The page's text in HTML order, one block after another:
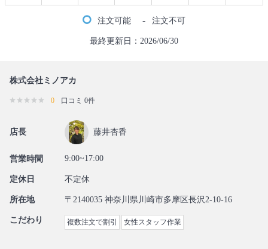
注文可能 - 注文不可
最終更新日：2026/06/30
株式会社ミノアカ
0 口コミ 0件
店長 藤井杏香
営業時間 9:00~17:00
定休日 不定休
所在地 〒2140035 神奈川県川崎市多摩区長沢2-10-16
こだわり 複数注文で割引 女性スタッフ作業